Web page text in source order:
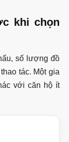
khi chọn
số lượng đồ
tác. Một gia
với căn hộ ít